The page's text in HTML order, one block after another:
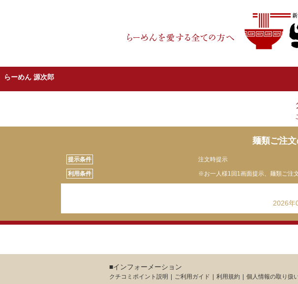
らーめん 源次郎
麺類ご注
提示条件 注文時提示
利用条件 ※お一人様1回1画面提示、麺類ご注
2026年
■インフォーメーション
クチコミポイント説明 ご利用ガイド 利用規約 個人情報の取り扱